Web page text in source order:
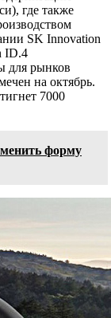
где также
SK Innovation
ID.4
для рынков
на октябрь.
7000
форму